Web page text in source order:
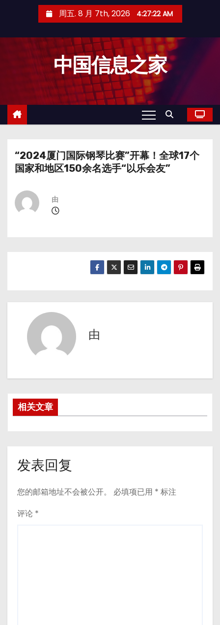
周五. 8 月 7th, 2026 4:27:23 AM
中国信息之家
“2024厦门国际钢琴比赛”开幕！全球17个
国家和地区150余名选手“以乐会友”
由
由
相关文章
发表回复
您的邮箱地址不会被公开。 必填项已用 * 标注
评论 *